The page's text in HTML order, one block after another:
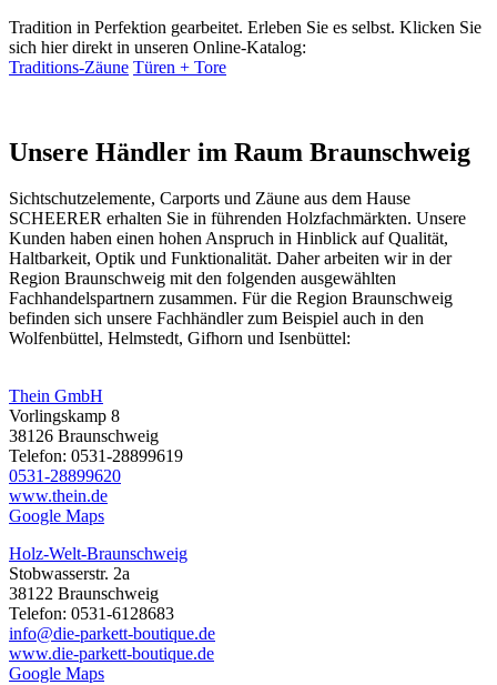
Tradition in Perfektion gearbeitet. Erleben Sie es selbst. Klicken Sie
sich hier direkt in unseren Online-Katalog:
Traditions-Zäune Türen + Tore
Unsere Händler im Raum Braunschweig
Sichtschutzelemente, Carports und Zäune aus dem Hause
SCHEERER erhalten Sie in führenden Holzfachmärkten. Unsere
Kunden haben einen hohen Anspruch in Hinblick auf Qualität,
Haltbarkeit, Optik und Funktionalität. Daher arbeiten wir in der
Region Braunschweig mit den folgenden ausgewählten
Fachhandelspartnern zusammen. Für die Region Braunschweig
befinden sich unsere Fachhändler zum Beispiel auch in den
Wolfenbüttel, Helmstedt, Gifhorn und Isenbüttel:
Thein GmbH
Vorlingskamp 8
38126 Braunschweig
Telefon: 0531-28899619
0531-28899620
www.thein.de
Google Maps
Holz-Welt-Braunschweig
Stobwasserstr. 2a
38122 Braunschweig
Telefon: 0531-6128683
info@die-parkett-boutique.de
www.die-parkett-boutique.de
Google Maps